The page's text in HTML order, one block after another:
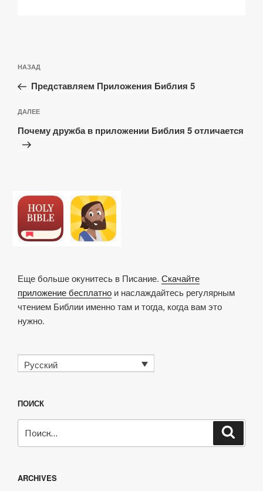
по
записям
Предыдущая
запись:
НАЗАД
Представляем Приложения Библия 5
Следующая
запись
ДАЛЕЕ
Почему дружба в приложении Библия 5 отличается
Еще больше окунитесь в Писание. Скачайте
приложение бесплатно и наслаждайтесь регулярным
чтением Библии именно там и тогда, когда вам это
нужно.
Русский
ПОИСК
ARCHIVES